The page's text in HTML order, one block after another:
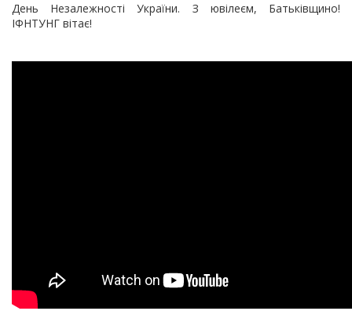
День Незалежності України. З ювілеєм, Батьківщино!
ІФНТУНГ вітає!